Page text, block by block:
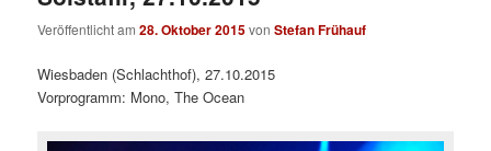
Veröffentlicht am28. Oktober 2015vonStefan Frühauf
Wiesbaden (Schlachthof), 27.10.2015
Vorprogramm: Mono, The Ocean